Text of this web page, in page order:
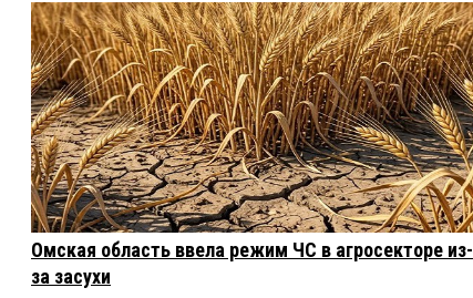
Омская область ввела режим ЧС в агросекторе из-
за засухи